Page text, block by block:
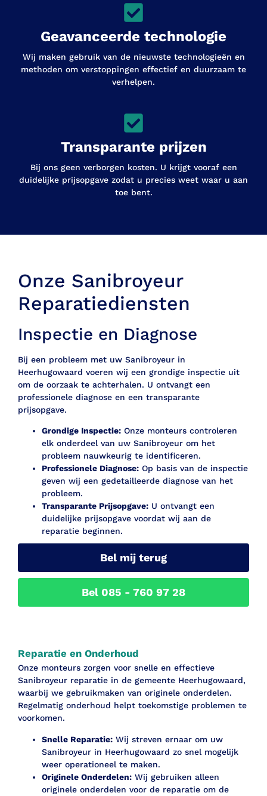
Geavanceerde technologie
Wij maken gebruik van de nieuwste technologieën en
methoden om verstoppingen effectief en duurzaam te
verhelpen.
Transparante prijzen
Bij ons geen verborgen kosten. U krijgt vooraf een
duidelijke prijsopgave zodat u precies weet waar u aan
toe bent.
Onze Sanibroyeur
Reparatiediensten
Inspectie en Diagnose
Bij een probleem met uw Sanibroyeur in
Heerhugowaard voeren wij een grondige inspectie uit
om de oorzaak te achterhalen. U ontvangt een
professionele diagnose en een transparante
prijsopgave.
Grondige Inspectie: Onze monteurs controleren
elk onderdeel van uw Sanibroyeur om het
probleem nauwkeurig te identificeren.
Professionele Diagnose: Op basis van de inspectie
geven wij een gedetailleerde diagnose van het
probleem.
Transparante Prijsopgave: U ontvangt een
duidelijke prijsopgave voordat wij aan de
reparatie beginnen.
Bel mij terug
Bel 085 - 760 97 28
Reparatie en Onderhoud
Onze monteurs zorgen voor snelle en effectieve
Sanibroyeur reparatie in de gemeente Heerhugowaard,
waarbij we gebruikmaken van originele onderdelen.
Regelmatig onderhoud helpt toekomstige problemen te
voorkomen.
Snelle Reparatie: Wij streven ernaar om uw
Sanibroyeur in Heerhugowaard zo snel mogelijk
weer operationeel te maken.
Originele Onderdelen: Wij gebruiken alleen
originele onderdelen voor de reparatie om de